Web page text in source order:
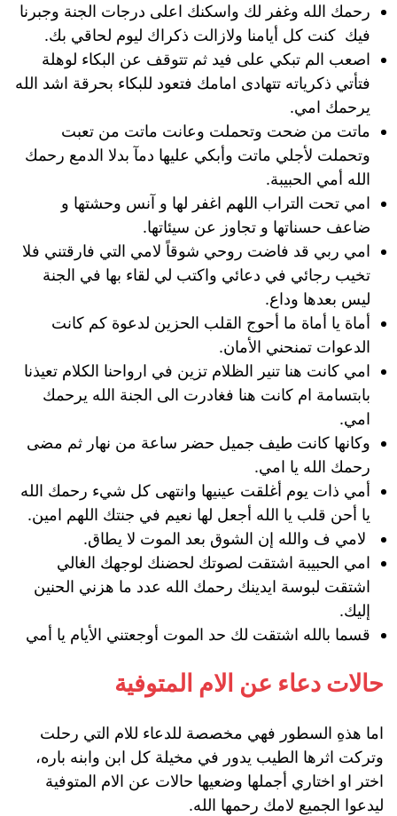
رحمك الله وغفر لك واسكنك اعلى درجات الجنة وجبرنا
فيك كنت كل أيامنا ولازالت ذكراك ليوم لحاقي بك.
اصعب الم تبكي على فيد ثم تتوقف عن البكاء لوهلة
فتأتي ذكرياته تتهادى امامك فتعود للبكاء بحرقة اشد الله
يرحمك امي.
ماتت من ضحت وتحملت وعانت ماتت من تعبت
وتحملت لأجلي ماتت وأبكي عليها دمآ بدلا الدمع رحمك
الله أمي الحبيبة.
امي تحت التراب اللهم اغفر لها و آنس وحشتها و
ضاعف حسناتها و تجاوز عن سيئاتها.
امي ربي قد فاضت روحي شوقاً لامي التي فارقتني فلا
تخيب رجائي في دعائي واكتب لي لقاء بها في الجنة
ليس بعدها وداع.
أماة يا أماة ما أحوج القلب الحزين لدعوة كم كانت
الدعوات تمنحني الأمان.
امي كانت هنا تنير الظلام تزين في ارواحنا الكلام تعيذنا
بابتسامة ام كانت هنا فغادرت الى الجنة الله يرحمك
امي.
وكانها كانت طيف جميل حضر ساعة من نهار ثم مضى
رحمك الله يا امي.
أمي ذات يوم أغلقت عينيها وانتهى كل شيء رحمك الله
يا أحن قلب يا الله أجعل لها نعيم في جنتك اللهم امين.
لامي ف والله إن الشوق بعد الموت لا يطاق.
امي الحبيبة اشتقت لصوتك لحضنك لوجهك الغالي
اشتقت لبوسة ايدينك رحمك الله عدد ما هزني الحنين
إليك.
قسما بالله اشتقت لك حد الموت أوجعتني الأيام يا أمي
حالات دعاء عن الام المتوفية
اما هذهِ السطور فهي مخصصة للدعاء للام التي رحلت
وتركت اثرها الطيب يدور في مخيلة كل ابن وابنه باره،
اختر او اختاري أجملها وضعيها حالات عن الام المتوفية
ليدعوا الجميع لامك رحمها الله.